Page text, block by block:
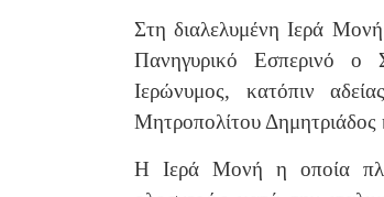
Στη διαλελυμένη Ιερά
Πανηγυρικό Εσπερινό ο
Ιερώνυμος, κατόπιν
Μητροπολίτου Δημητριάδος
Η Ιερά Μονή η οποία